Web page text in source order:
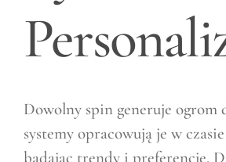
Dowolny spin generuje ogrom
systemy opracowują je w
badając trendy i preferencje.